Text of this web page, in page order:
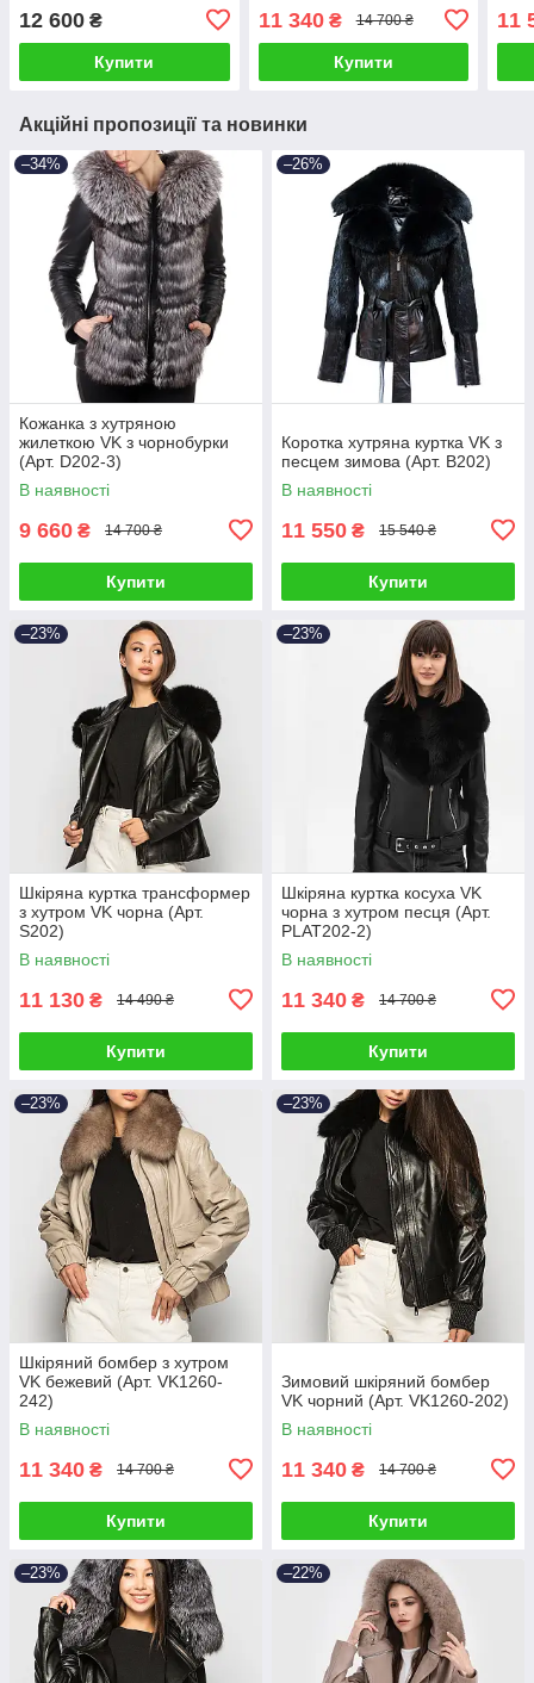
12 600 ₴
Купити
11 340₴ 14 700 ₴
Купити
11
Акційні пропозиції та новинки
–34%
Кожанка з хутряною
жилеткою VK з чорнобурки
(Арт. D202-3)
В наявності
9 660 ₴ 14 700 ₴
Купити
–26%
Коротка хутряна куртка VK з
песцем зимова (Арт. B202)
В наявності
11 550 ₴ 15 540 ₴
Купити
–23%
Шкіряна куртка трансформер
з хутром VK чорна (Арт.
S202)
В наявності
11 130 ₴ 14 490 ₴
Купити
–23%
Шкіряна куртка косуха VK
чорна з хутром песця (Арт.
PLAT202-2)
В наявності
11 340 ₴ 14 700 ₴
Купити
–23%
Шкіряний бомбер з хутром
VK бежевий (Арт. VK1260-
242)
В наявності
11 340 ₴ 14 700 ₴
Купити
–23%
Зимовий шкіряний бомбер
VK чорний (Арт. VK1260-202)
В наявності
11 340 ₴ 14 700 ₴
Купити
–23% –22%